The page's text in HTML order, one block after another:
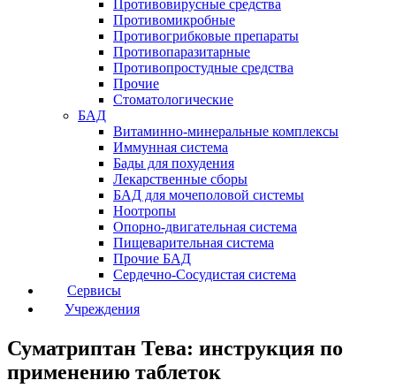
Противовирусные средства
Противомикробные
Противогрибковые препараты
Противопаразитарные
Противопростудные средства
Прочие
Стоматологические
БАД
Витаминно-минеральные комплексы
Иммунная система
Бады для похудения
Лекарственные сборы
БАД для мочеполовой системы
Ноотропы
Опорно-двигательная система
Пищеварительная система
Прочие БАД
Сердечно-Сосудистая система
Сервисы
Учреждения
Суматриптан Тева: инструкция по
применению таблеток